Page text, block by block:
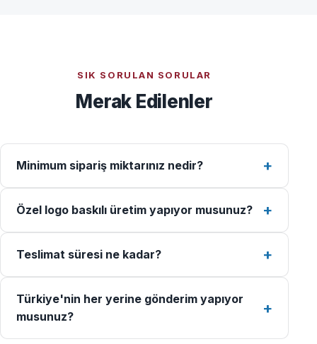
SIK SORULAN SORULAR
Merak Edilenler
Minimum sipariş miktarınız nedir?
Özel logo baskılı üretim yapıyor musunuz?
Teslimat süresi ne kadar?
Türkiye'nin her yerine gönderim yapıyor
musunuz?